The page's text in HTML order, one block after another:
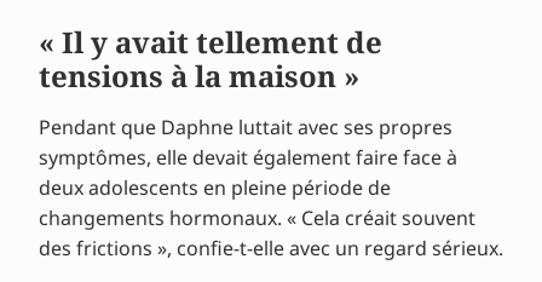
« Il y avait tellement de
tensions à la maison »
Pendant que Daphne luttait avec ses propres
symptômes, elle devait également faire face à
deux adolescents en pleine période de
changements hormonaux. « Cela créait souvent
des frictions », confie-t-elle avec un regard sérieux.